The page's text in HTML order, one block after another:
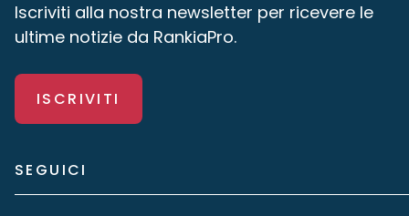
Iscriviti alla nostra newsletter per ricevere le
ultime notizie da RankiaPro.
ISCRIVITI
SEGUICI